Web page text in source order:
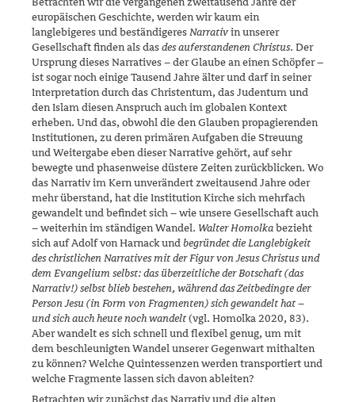
europäischen Geschichte, werden wir kaum ein
langlebigeres und beständigeres Narrativ in unserer
Gesellschaft finden als das des auferstandenen Chris­tus. Der
Ursprung dieses Narratives – der Glaube an einen Schöpfer –
ist sogar noch einige Tausend Jahre älter und darf in seiner
Interpretation durch das Christentum, das Judentum und
den Islam diesen An­spruch auch im globalen Kontext
erheben. Und das, obwohl die den Glauben propagierenden
Institutionen, zu deren primären Aufgaben die Streu­ung
und Weitergabe eben dieser Narrative gehört, auf sehr
bewegte und phasenweise düstere Zeiten zurückblicken. Wo
das Narrativ im Kern unverändert zweitausend Jahre oder
mehr überstand, hat die Institu­tion Kirche sich mehrfach
gewandelt und befindet sich – wie unsere Gesellschaft auch
– weiterhin im ständigen Wandel. Walter Homolka bezieht
sich auf Adolf von Harnack und begründet die Langlebigkeit
des christlichen Narratives mit der Figur von Jesus Christus und
dem Evangelium selbst: das überzeitliche der Botschaft (das
Narrativ!) selbst blieb bestehen, während das Zeitbedingte der
Person Jesu (in Form von Fragmenten) sich gewandelt hat –
und sich auch heute noch wandelt (vgl. Homolka 2020, 83).
Aber wandelt es sich schnell und flexibel genug, um mit
dem beschleu­nigten Wandel unserer Gegenwart mithalten
zu können? Welche Quint­essenzen werden transportiert und
welche Fragmente lassen sich davon ableiten?
Betrachten wir zunächst das Narrativ und die alten